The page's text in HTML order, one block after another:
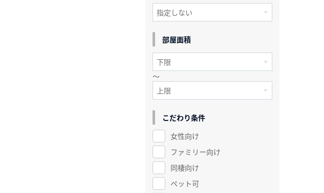
部屋面積
～
こだわり条件
女性向け
ファミリー向け
同棲向け
ペット可